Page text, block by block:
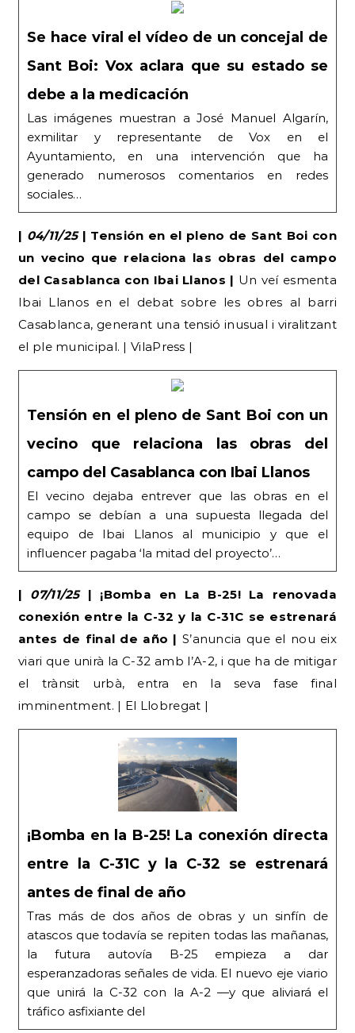
Se hace viral el vídeo de un concejal de
Sant Boi: Vox aclara que su estado se
debe a la medicación
Las imágenes muestran a José Manuel Algarín,
exmilitar y representante de Vox en el
Ayuntamiento, en una intervención que ha
generado numerosos comentarios en redes
sociales…
| 04/11/25| Tensión en el pleno de Sant Boi con
un vecino que relaciona las obras del campo
del Casablanca con Ibai Llanos | Un veí esmenta
Ibai Llanos en el debat sobre les obres al barri
Casablanca, generant una tensió inusual i viralitzant
el ple municipal. | VilaPress |
Tensión en el pleno de Sant Boi con un
vecino que relaciona las obras del
campo del Casablanca con Ibai Llanos
El vecino dejaba entrever que las obras en el
campo se debían a una supuesta llegada del
equipo de Ibai Llanos al municipio y que el
influencer pagaba ‘la mitad del proyecto’…
| 07/11/25| ¡Bomba en La B-25! La renovada
conexión entre la C-32 y la C-31C se estrenará
antes de final de año | S’anuncia que el nou eix
viari que unirà la C-32 amb l’A-2, i que ha de mitigar
el trànsit urbà, entra en la seva fase final
imminentment. | El Llobregat |
¡Bomba en la B-25! La conexión directa
entre la C-31C y la C-32 se estrenará
antes de final de año
Tras más de dos años de obras y un sinfín de
atascos que todavía se repiten todas las mañanas,
la futura autovía B-25 empieza a dar
esperanzadoras señales de vida. El nuevo eje viario
que unirá la C-32 con la A-2 —y que aliviará el
tráfico asfixiante del